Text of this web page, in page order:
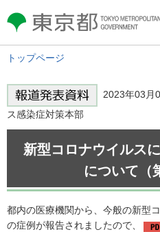
東京都 TOKYO METROPOLITAN
GOVERNMENT
トップページ
2023年03
ス感染症対策本部
新型コロナウイルス
について（
都内の医療機関から、今般の新型
の症例が報告されましたので、